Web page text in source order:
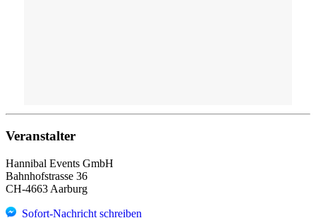
Veranstalter
Hannibal Events GmbH
Bahnhofstrasse 36
CH-4663 Aarburg
Sofort-Nachricht schreiben